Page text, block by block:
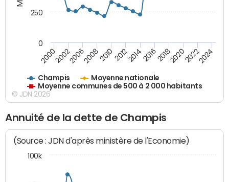
Champis
Moyenne nationale
Moyenne communes de 500 à 2 000 habitants
200020022006200820102012201420162018202020222024
0
250
© JDN 2026
Annuité de la dette de Champis
(Source : JDN d'après ministère de l'Economie)
100k